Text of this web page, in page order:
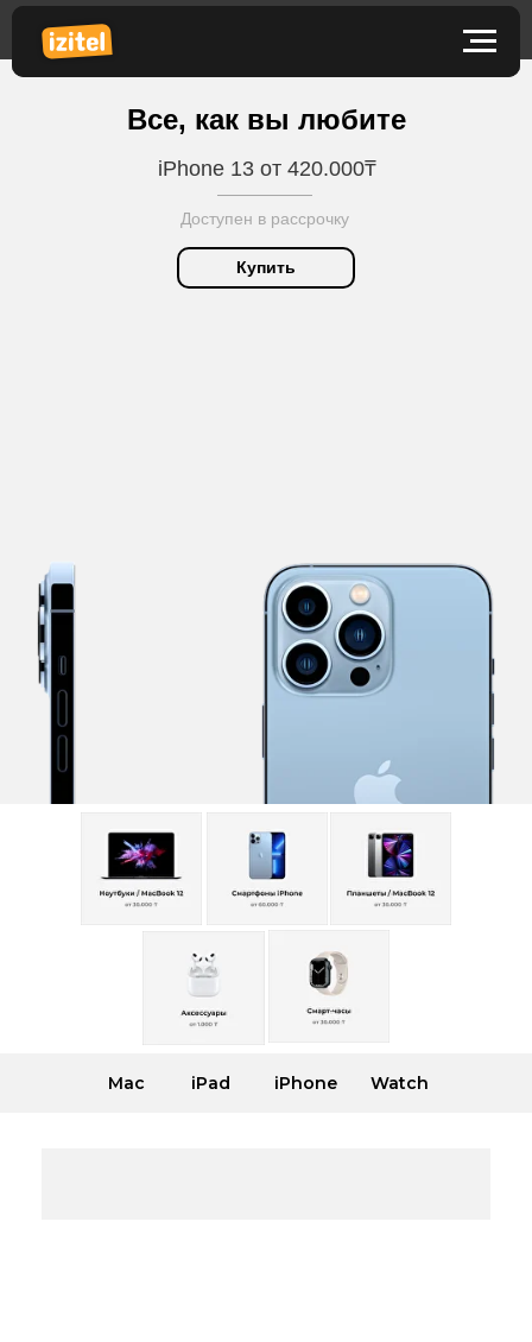
Mac iPhone
Все, как вы любите
Купить
iPhone 13 от 420.000₸
Доступен в рассрочку
Mac iPad iPhone Watch